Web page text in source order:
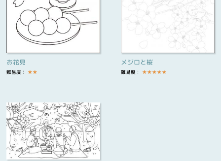
お花見
難易度： ★★
メジロと桜
難易度： ★★★★★